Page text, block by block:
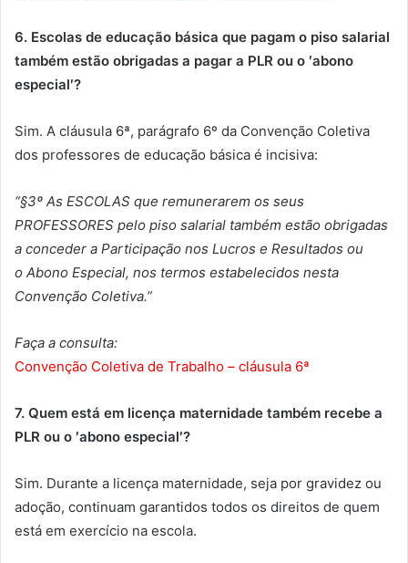
6. Escolas de educação básica que pagam o piso salarial
também estão obrigadas a pagar a PLR ou o ′abono
especial′?
Sim. A cláusula 6ª, parágrafo 6º da Convenção Coletiva
dos professores de educação básica é incisiva:
“§3º As ESCOLAS que remunerarem os seus
PROFESSORES pelo piso salarial também estão obrigadas
a conceder a Participação nos Lucros e Resultados ou
o Abono Especial, nos termos estabelecidos nesta
Convenção Coletiva.”
Faça a consulta:
Convenção Coletiva de Trabalho – cláusula 6ª
7. Quem está em licença maternidade também recebe a
PLR ou o ′abono especial′?
Sim. Durante a licença maternidade, seja por gravidez ou
adoção, continuam garantidos todos os direitos de quem
está em exercício na escola.